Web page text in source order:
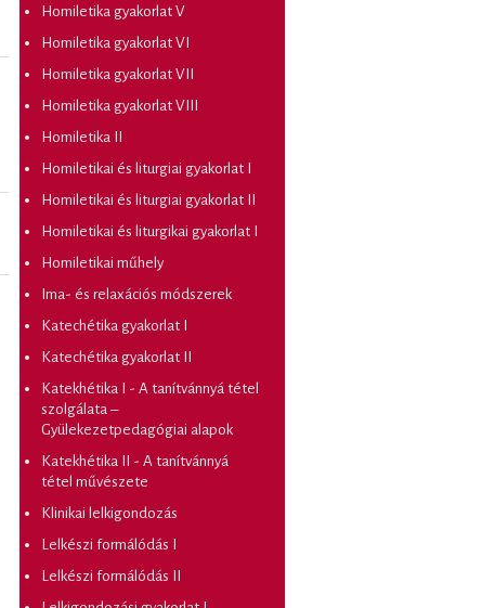
Homiletika gyakorlat V
Homiletika gyakorlat VI
Homiletika gyakorlat VII
Homiletika gyakorlat VIII
Homiletika II
Homiletikai és liturgiai gyakorlat I
Homiletikai és liturgiai gyakorlat II
Homiletikai és liturgikai gyakorlat I
Homiletikai műhely
Ima- és relaxációs módszerek
Katechétika gyakorlat I
Katechétika gyakorlat II
Katekhétika I - A tanítvánnyá tétel
szolgálata –
Gyülekezetpedagógiai alapok
Katekhétika II - A tanítvánnyá
tétel művészete
Klinikai lelkigondozás
Lelkészi formálódás I
Lelkészi formálódás II